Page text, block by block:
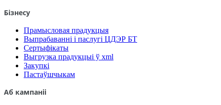
Бізнесу
Прамысловая прадукцыя
Выпрабаванні і паслугі ЦДЭР БТ
Сертыфікаты
Выгрузка прадукцыі ў xml
Закупкі
Пастаўшчыкам
Аб кампаніі